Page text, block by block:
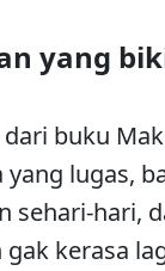
yang
buku
yang lugas,
sehari-hari,
kerasa